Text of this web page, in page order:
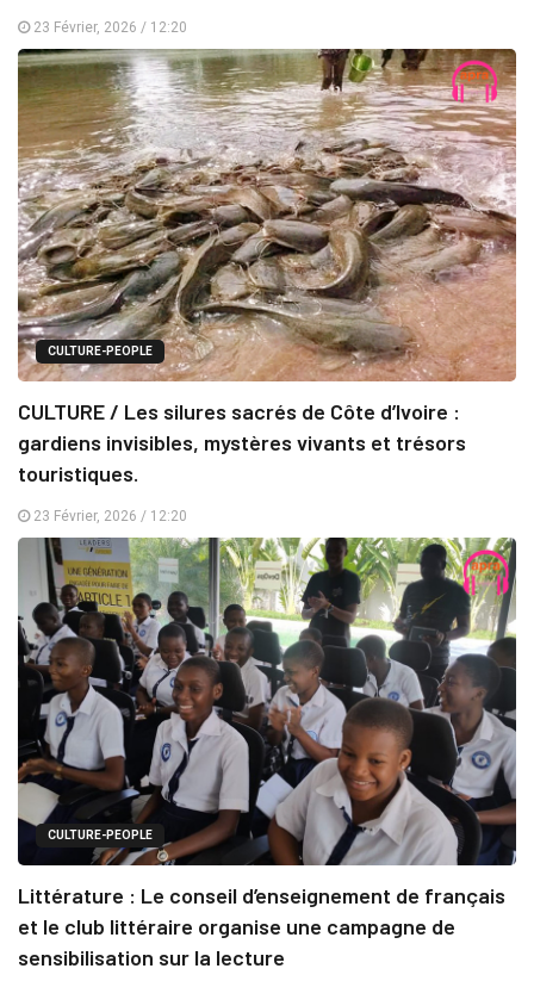
23 Février, 2026 / 12:20
CULTURE-PEOPLE
CULTURE / Les silures sacrés de Côte d’Ivoire :
gardiens invisibles, mystères vivants et trésors
touristiques.
23 Février, 2026 / 12:20
CULTURE-PEOPLE
Littérature : Le conseil d’enseignement de français
et le club littéraire organise une campagne de
sensibilisation sur la lecture